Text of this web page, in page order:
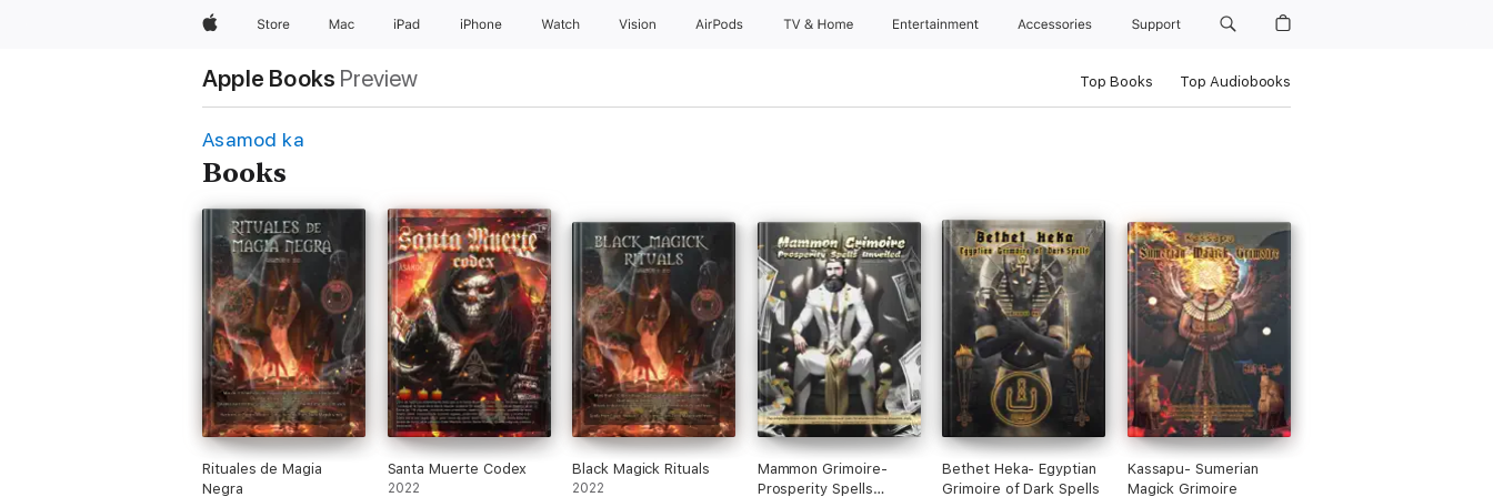
AppleStore Mac iPad iPhone Watch Vision AirPods TV & Home Entertainment Accessories Support
Apple Books Preview Top Books Top Audiobooks
Asamod ka
Books
Rituales de Magia
Negra
Santa Muerte Codex
2022
Black Magick Rituals
2022
Mammon Grimoire-
Prosperity Spells
Bethet Heka- Egyptian
Grimoire of Dark Spells
Kassapu- Sumerian
Magick Grimoire